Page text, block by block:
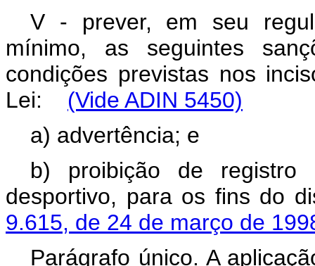
V - prever, em seu
mínimo, as seguintes
condições previstas nos
Lei: (Vide ADIN 5450)
a) advertência; e
b) proibição de registro
desportivo, para os fins do
9.615, de 24 de março de
Parágrafo único. A